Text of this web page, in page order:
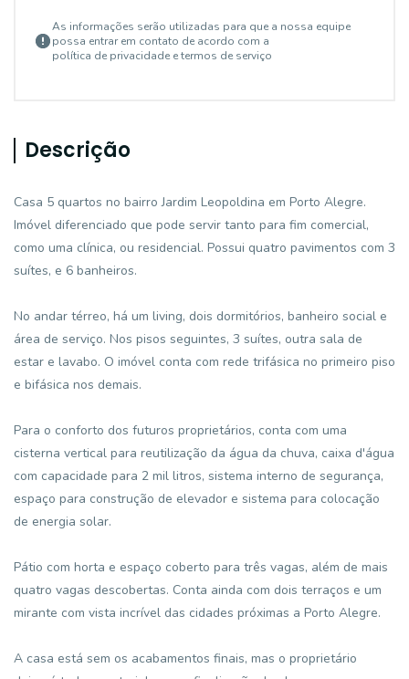
As informações serão utilizadas para que a nossa equipe
possa entrar em contato de acordo com a
política de privacidade e termos de serviço
Descrição
Casa 5 quartos no bairro Jardim Leopoldina em Porto Alegre.
Imóvel diferenciado que pode servir tanto para fim comercial,
como uma clínica, ou residencial. Possui quatro pavimentos com 3
suítes, e 6 banheiros.
No andar térreo, há um living, dois dormitórios, banheiro social e
área de serviço. Nos pisos seguintes, 3 suítes, outra sala de
estar e lavabo. O imóvel conta com rede trifásica no primeiro piso
e bifásica nos demais.
Para o conforto dos futuros proprietários, conta com uma
cisterna vertical para reutilização da água da chuva, caixa d'água
com capacidade para 2 mil litros, sistema interno de segurança,
espaço para construção de elevador e sistema para colocação
de energia solar.
Pátio com horta e espaço coberto para três vagas, além de mais
quatro vagas descobertas. Conta ainda com dois terraços e um
mirante com vista incrível das cidades próximas a Porto Alegre.
A casa está sem os acabamentos finais, mas o proprietário